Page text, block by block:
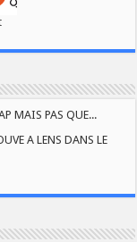
MAIS PAS QUE...
A LENS DANS LE